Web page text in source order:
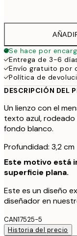
Se hace por
Entrega de 3-6
Envío gratuito por
Política de
DESCRIPCIÓN DEL
Un lienzo con el
texto azul, rodeado
fondo blanco.
Profundidad: 3,2 cm
Este motivo está
superficie plana.
Este es un diseño
diseñador en
CAN17525-5
Historia del precio